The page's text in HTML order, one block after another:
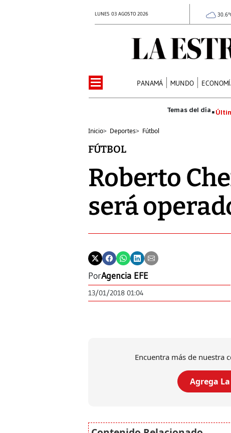
LUNES 03 AGOSTO 2026
PANAMÁ MUNDO
Inicio> Deportes> Fútbol
FÚTBOL
Roberto
será
PorAgencia EFE
13/01/2018 01:04
Encuentra más de nuestra
Agrega